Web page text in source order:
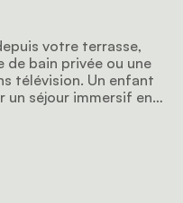
votre terrasse,
de bain privée ou une
télévision. Un enfant
un séjour immersif en